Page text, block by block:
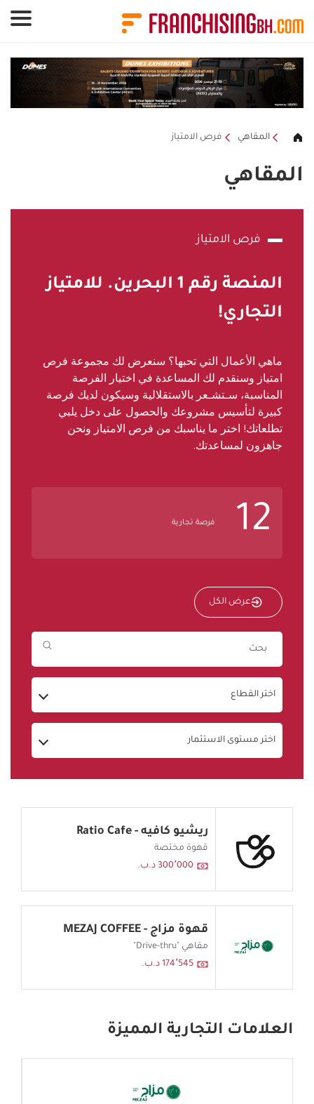
المقاهي فرص الامتياز
المقاهي
فرص الامتياز
المنصة رقم 1 البحرين. للامتياز
التجاري!
ماهي الأعمال التي تحبها؟ سنعرض لك مجموعة فرص
امتياز وسنقدم لك المساعدة في اختيار الفرصة
المناسبة، سـتشـعر بالاستقلالية وسيكون لديك فرصة
كبيرة لتأسيس مشروعك والحصول على دخل يلبي
تطلعاتك! اختر ما يناسبك من فرص الامتياز ونحن
جاهزون لمساعدتك.
12 فرصة تجارية
عرض الكل
اختر القطاع
اختر مستوى الاستثمار
ريشيو كافيه - Ratio Cafe
قهوة مختصة
300٬000 د.ب.
قهوة مزاج - MEZAJ COFFEE
مقاهي "Drive-thru"
174٬545 د.ب.
العلامات التجارية المميزة
لوحة إدارة ملفات تعريف الارتباط